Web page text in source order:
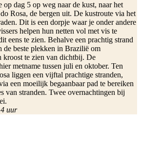
dag 5 op weg naar de kust, naar het
Rosa, de bergen uit. De kustroute via het
Dit is een dorpje waar je onder andere
helpen hun netten vol met vis te
eens te zien. Behalve een prachtig strand
de beste plekken in Brazilië om
kroost te zien van dichtbij. De
metname tussen juli en oktober. Ten
liggen een vijftal prachtige stranden,
een moeilijk begaanbaar pad te bereiken
van stranden. Twee overnachtingen bij
uur